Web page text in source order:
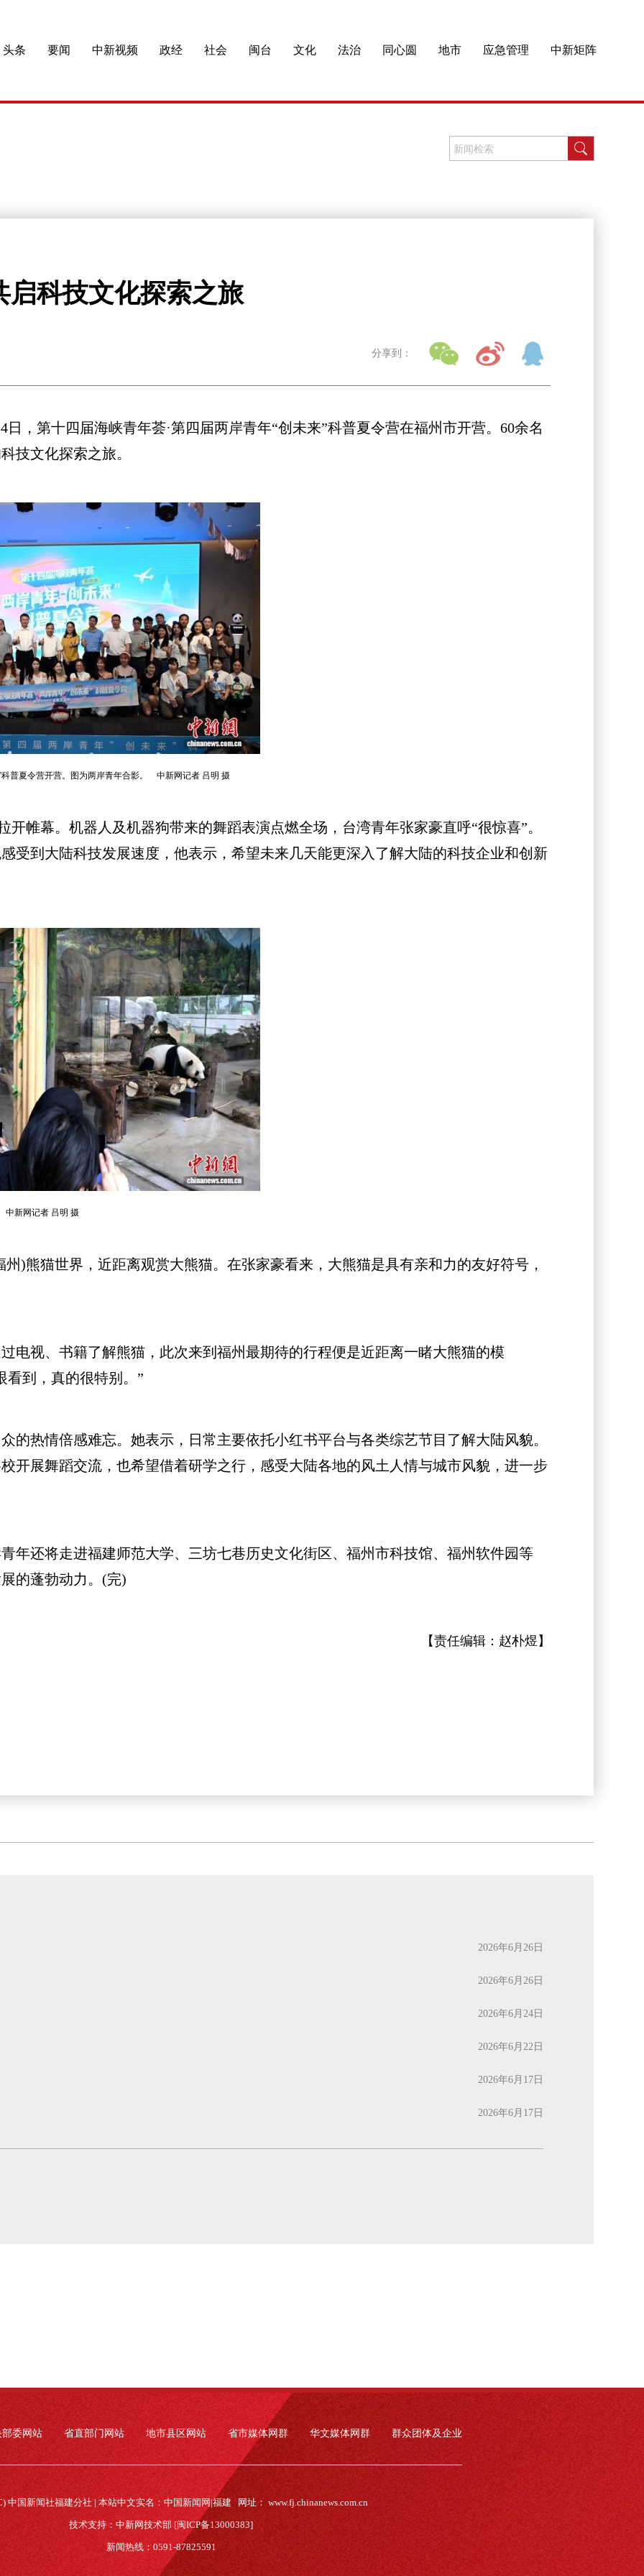
头条 要闻 中新视频 政经 社会 闽台 文化 法治 同心圆 地市 应急管理 中新矩阵
启科技文化探索之旅
分享到：
第十四届海峡青年荟·第四届两岸青年“创未来”科普夏令营在福州市开营。60余名
技文化探索之旅。
科普夏令营开营。图为两岸青年合影。 中新网记者 吕明 摄
幕。机器人及机器狗带来的舞蹈表演点燃全场，台湾青年张家豪直呼“很惊喜”。
受到大陆科技发展速度，他表示，希望未来几天能更深入了解大陆的科技企业和创新
中新网记者 吕明 摄
猫世界，近距离观赏大熊猫。在张家豪看来，大熊猫是具有亲和力的友好符号，
视、书籍了解熊猫，此次来到福州最期待的行程便是近距离一睹大熊猫的模
看到，真的很特别。”
情倍感难忘。她表示，日常主要依托小红书平台与各类综艺节目了解大陆风貌。
开展舞蹈交流，也希望借着研学之行，感受大陆各地的风土人情与城市风貌，进一步
还将走进福建师范大学、三坊七巷历史文化街区、福州市科技馆、福州软件园等
的蓬勃动力。(完)
【责任编辑： 赵朴煜 】
2026年6月26日
2026年6月26日
2026年6月24日
2026年6月22日
2026年6月17日
2026年6月17日
委网站 省直部门网站 地市县区网站 省市媒体网群 华文媒体网群 群众团体及企业
中国新闻社福建分社 | 本站中文实名：中国新闻网|福建 网址： www.fj.chinanews.com.cn
技术支持：中新网技术部 [闽ICP备13000383]
新闻热线：0591-87825591